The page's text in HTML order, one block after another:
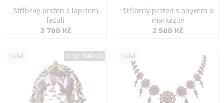
Stříbrný prsten s lapisem
lazuli
2 700 Kč
Stříbrný prsten s onyxem a
markazity
2 500 Kč
NOVÉ OBJEDNÁNO NOVÉ